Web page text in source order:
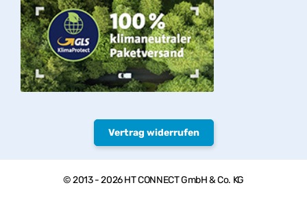
Vertrag widerrufen
© 2013 - 2026 HT CONNECT GmbH & Co. KG